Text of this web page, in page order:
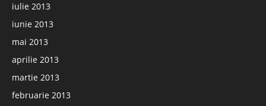
iulie 2013
iunie 2013
mai 2013
aprilie 2013
martie 2013
februarie 2013